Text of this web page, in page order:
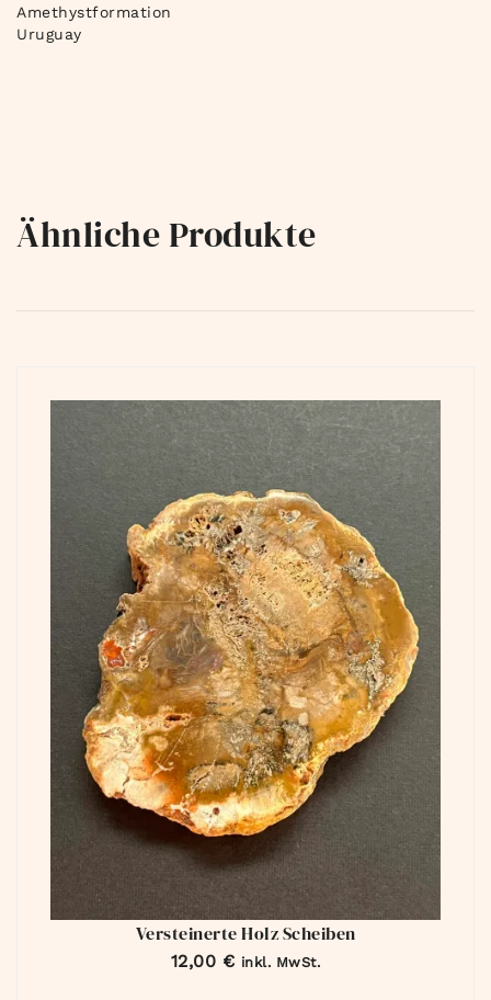
Amethystformation
Uruguay
Ähnliche Produkte
Versteinerte Holz Scheiben
12,00 € inkl. MwSt.